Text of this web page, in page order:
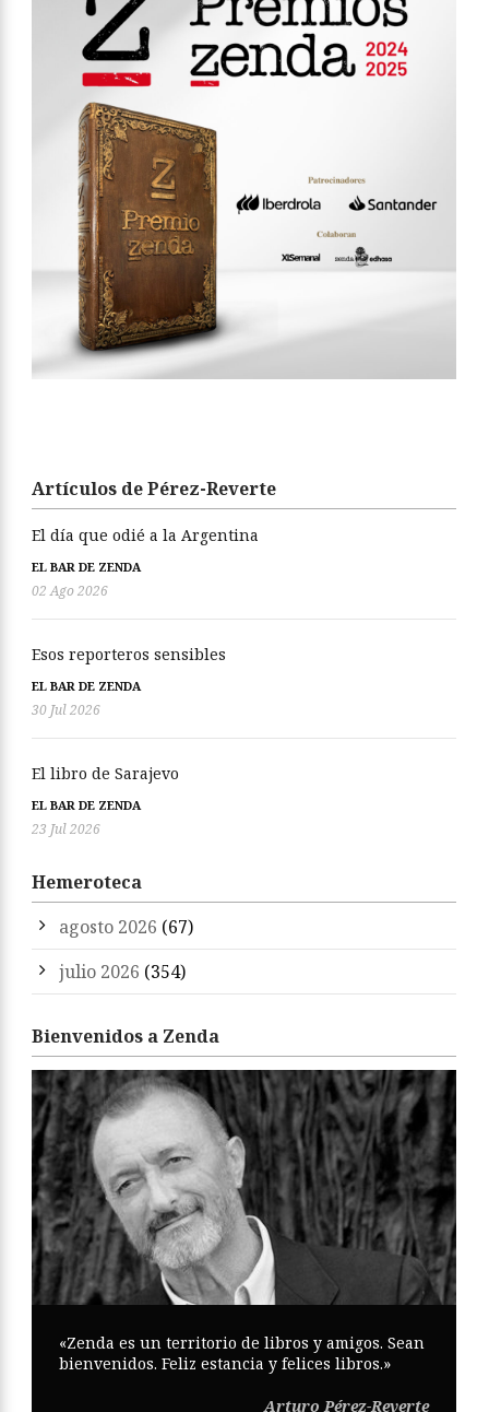
Artículos de Pérez-Reverte
El día que odié a la Argentina
EL BAR DE ZENDA
02 Ago 2026
Esos reporteros sensibles
EL BAR DE ZENDA
30 Jul 2026
El libro de Sarajevo
EL BAR DE ZENDA
23 Jul 2026
Hemeroteca
agosto 2026 (67)
julio 2026 (354)
Bienvenidos a Zenda
«Zenda es un territorio de libros y amigos. Sean
bienvenidos. Feliz estancia y felices libros.»
Arturo Pérez-Reverte